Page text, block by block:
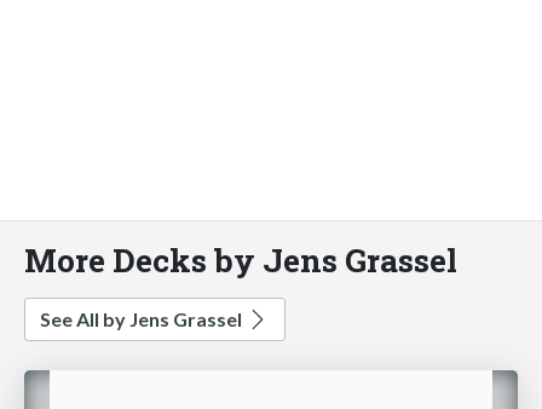
More Decks by Jens Grassel
See All by Jens Grassel